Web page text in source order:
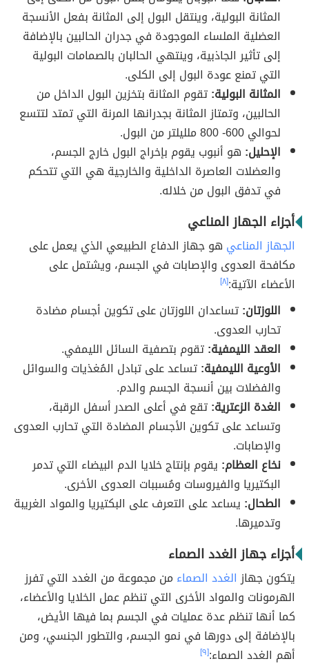
المثانة البولية، وينتقل البول إلى المثانة بفعل الأنسجة
العضلية الملساء الموجودة في جدران الحالبين بالإضافة
إلى تأثير الجاذبية، وينتهي الحالبان بالصمامات البولية
التي تمنع عودة البول إلى الكلى.
المثانة البولية:تقوم المثانة بتخزين البول الداخل من
الحالبين، وتمتاز المثانة بجدرانها المرنة التي تمتد لتتسع
لحوالي 600- 800 ملليلتر من البول.
الإحليل: هو أنبوب يقوم بإخراج البول خارج الجسم،
والعضلات العاصرة الداخلية والخارجية هي التي تتحكم
في تدفق البول من خلاله.
أجزاء الجهاز المناعي
الجهاز المناعي هو جهاز الدفاع الطبيعي الذي يعمل على
مكافحة العدوى والإصابات في الجسم، ويشتمل على
الأعضاء الآتية:[٨]
اللوزتان:تساعدان اللوزتان على تكوين أجسام مضادة
تحارب العدوى.
العقد الليمفية:تقوم بتصفية السائل الليمفي.
الأوعية الليمفية:تساعد على تبادل المُغذيات والسوائل
والفضلات بين أنسجة الجسم والدم.
الغدة الزعترية:تقع في أعلى الصدر أسفل الرقبة،
وتساعد على تكوين الأجسام المضادة التي تحارب العدوى
والإصابات.
نخاع العظام: يقوم بإنتاج خلايا الدم البيضاء التي تدمر
البكتيريا والفيروسات ومُسببات العدوى الأخرى.
الطحال: يساعد على التعرف على البكتيريا والمواد الغريبة
وتدميرها.
أجزاء جهاز الغدد الصماء
يتكون جهازالغدد الصماء من مجموعة من الغدد التي تفرز
الهرمونات والمواد الأخرى التي تنظم عمل الخلايا والأعضاء،
كما أنها تنظم عدة عمليات في الجسم بما فيها الأيض،
بالإضافة إلى دورها في نمو الجسم، والتطور الجنسي، ومن
أهم الغدد الصماء:[٩]